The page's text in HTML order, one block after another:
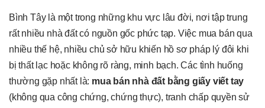
Bình Tây là một trong những khu vực lâu đời, nơi tập trung
rất nhiều nhà đất có nguồn gốc phức tạp. Việc mua bán qua
nhiều thế hệ, nhiều chủ sở hữu khiến hồ sơ pháp lý đôi khi
bị thất lạc hoặc không rõ ràng, minh bạch. Các tình huống
thường gặp nhất là: mua bán nhà đất bằng giấy viết tay
(không qua công chứng, chứng thực), tranh chấp quyền sử